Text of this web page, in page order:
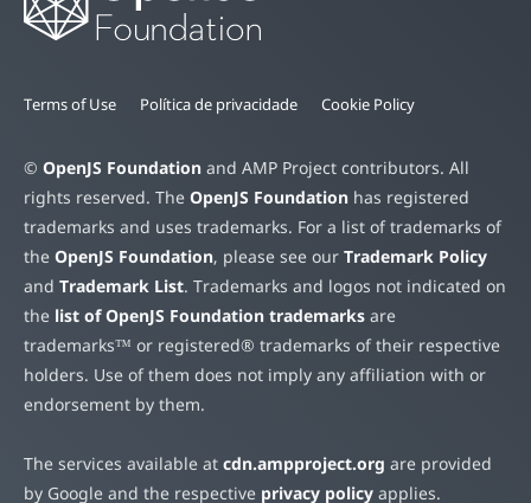
Terms of Use Política de privacidade Cookie Policy
© OpenJS Foundation and AMP Project contributors. All
rights reserved. The OpenJS Foundation has registered
trademarks and uses trademarks. For a list of trademarks of
the OpenJS Foundation, please see our Trademark Policy
and Trademark List. Trademarks and logos not indicated on
the list of OpenJS Foundation trademarks are
trademarks™ or registered® trademarks of their respective
holders. Use of them does not imply any affiliation with or
endorsement by them.
The services available at cdn.ampproject.org are provided
by Google and the respective privacy policy applies.